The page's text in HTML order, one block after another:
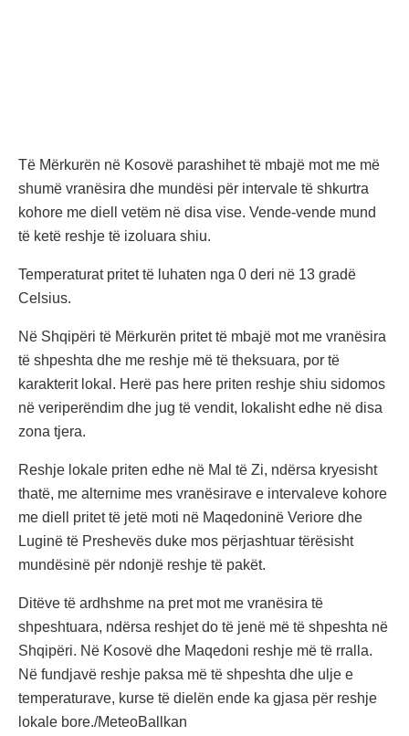
Të Mërkurën në Kosovë parashihet të mbajë mot me më
shumë vranësira dhe mundësi për intervale të shkurtra
kohore me diell vetëm në disa vise. Vende-vende mund
të ketë reshje të izoluara shiu.
Temperaturat pritet të luhaten nga 0 deri në 13 gradë
Celsius.
Në Shqipëri të Mërkurën pritet të mbajë mot me vranësira
të shpeshta dhe me reshje më të theksuara, por të
karakterit lokal. Herë pas here priten reshje shiu sidomos
në veriperëndim dhe jug të vendit, lokalisht edhe në disa
zona tjera.
Reshje lokale priten edhe në Mal të Zi, ndërsa kryesisht
thatë, me alternime mes vranësirave e intervaleve kohore
me diell pritet të jetë moti në Maqedoninë Veriore dhe
Luginë të Preshevës duke mos përjashtuar tërësisht
mundësinë për ndonjë reshje të pakët.
Ditëve të ardhshme na pret mot me vranësira të
shpeshtuara, ndërsa reshjet do të jenë më të shpeshta në
Shqipëri. Në Kosovë dhe Maqedoni reshje më të rralla.
Në fundjavë reshje paksa më të shpeshta dhe ulje e
temperaturave, kurse të dielën ende ka gjasa për reshje
lokale bore./MeteoBallkan